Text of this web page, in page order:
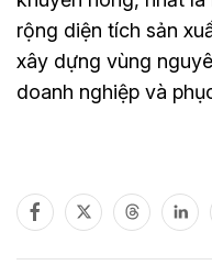
rộng diện tích sản
xây dựng vùng
doanh nghiệp và